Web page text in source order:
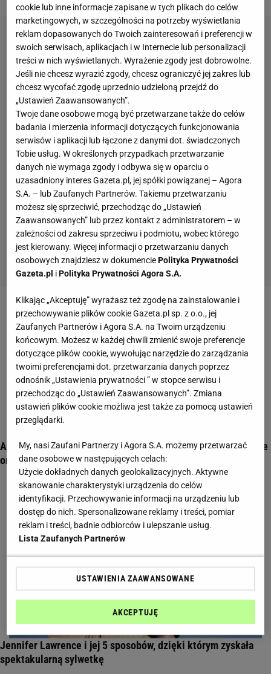
Anna Lewandowska podzieliła się sposobem na oczyszczenie
organizmu
Jennifer Lawrence i jej 5 sposobów, dzięki którym zyskała
spektakularną sylwetkę
cookie lub inne informacje zapisane w tych plikach do celów
marketingowych, w szczególności na potrzeby wyświetlania
reklam dopasowanych do Twoich zainteresowań i preferencji w
swoich serwisach, aplikacjach i w Internecie lub personalizacji
treści w nich wyświetlanych. Wyrażenie zgody jest dobrowolne.
Jeśli nie chcesz wyrazić zgody, chcesz ograniczyć jej zakres lub
chcesz wycofać zgodę uprzednio udzieloną przejdź do
„Ustawień Zaawansowanych”.
Twoje dane osobowe mogą być przetwarzane także do celów
badania i mierzenia informacji dotyczących funkcjonowania
serwisów i aplikacji lub łączone z danymi dot. świadczonych
Tobie usług. W określonych przypadkach przetwarzanie
danych nie wymaga zgody i odbywa się w oparciu o
uzasadniony interes Gazeta.pl, jej spółki powiązanej – Agora
S.A. – lub Zaufanych Partnerów. Takiemu przetwarzaniu
możesz się sprzeciwić, przechodząc do „Ustawień
Zaawansowanych” lub przez kontakt z administratorem – w
zależności od zakresu sprzeciwu i podmiotu, wobec którego
jest kierowany. Więcej informacji o przetwarzaniu danych
osobowych znajdziesz w dokumenciePolityka Prywatności
Gazeta.pl iPolityka Prywatności Agora S.A.
Klikając „Akceptuję” wyrażasz też zgodę na zainstalowanie i
przechowywanie plików cookie Gazeta.pl sp. z o.o., jej
Zaufanych Partnerów i Agora S.A. na Twoim urządzeniu
końcowym. Możesz w każdej chwili zmienić swoje preferencje
dotyczące plików cookie, wywołując narzędzie do zarządzania
twoimi preferencjami dot. przetwarzania danych poprzez
odnośnik „Ustawienia prywatności ” w stopce serwisu i
przechodząc do „Ustawień Zaawansowanych”. Zmiana
ustawień plików cookie możliwa jest także za pomocą ustawień
przeglądarki.
My, nasi Zaufani Partnerzy i Agora S.A. możemy przetwarzać
dane osobowe w następujących celach:
Użycie dokładnych danych geolokalizacyjnych. Aktywne
skanowanie charakterystyki urządzenia do celów
identyfikacji. Przechowywanie informacji na urządzeniu lub
dostęp do nich. Spersonalizowane reklamy i treści, pomiar
reklam i treści, badnie odbiorców i ulepszanie usług.
Lista Zaufanych Partnerów
USTAWIENIA ZAAWANSOWANE
AKCEPTUJĘ